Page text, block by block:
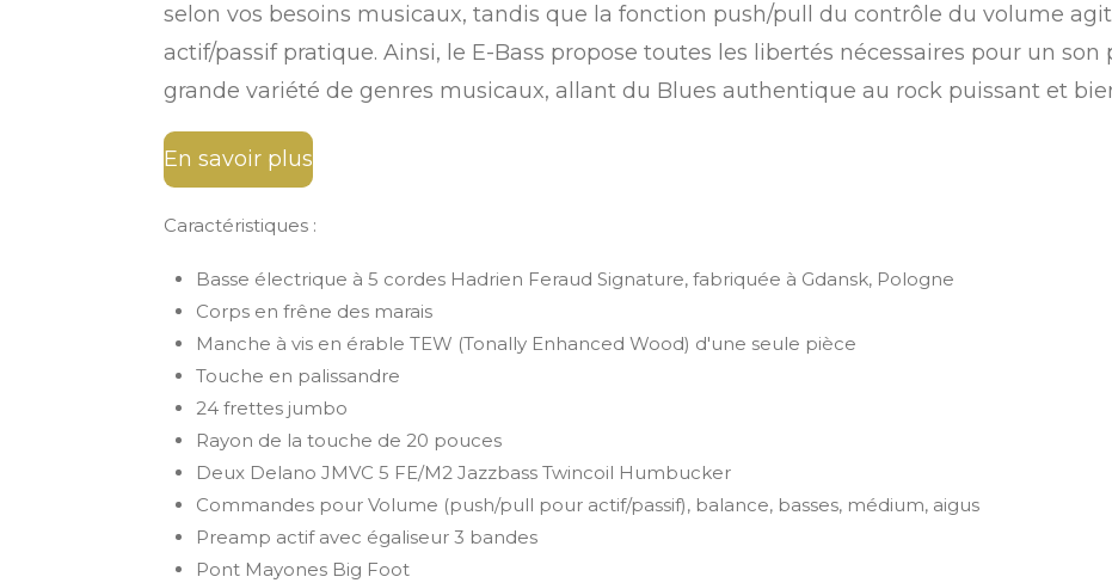
selon vos besoins musicaux, tandis que la fonction push/pull du contrôle du volume
actif/passif pratique. Ainsi, le E-Bass propose toutes les libertés nécessaires pour un
grande variété de genres musicaux, allant du Blues authentique au rock puissant et
En savoir plus
Caractéristiques :
Basse électrique à 5 cordes Hadrien Feraud Signature, fabriquée à Gdansk, Pologne
Corps en frêne des marais
Manche à vis en érable TEW (Tonally Enhanced Wood) d'une seule pièce
Touche en palissandre
24 frettes jumbo
Rayon de la touche de 20 pouces
Deux Delano JMVC 5 FE/M2 Jazzbass Twincoil Humbucker
Commandes pour Volume (push/pull pour actif/passif), balance, basses, médium, aigus
Preamp actif avec égaliseur 3 bandes
Pont Mayones Big Foot